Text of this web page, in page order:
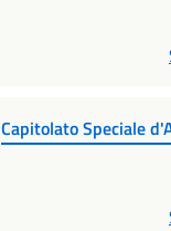
Capitolato Speciale